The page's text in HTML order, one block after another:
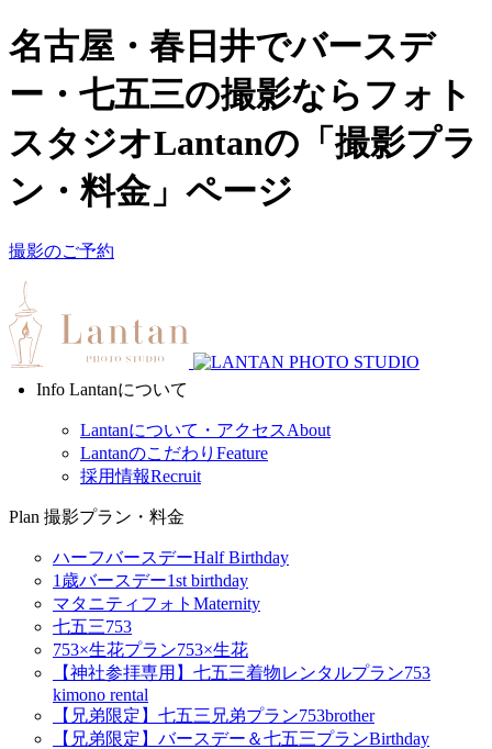
名古屋・春日井でバースデ
ー・七五三の撮影ならフォト
スタジオLantanの「撮影プラ
ン・料金」ページ
撮影のご予約
Info Lantanについて
Lantanについて・アクセスAbout
Lantanのこだわり Feature
採用情報Recruit
Plan 撮影プラン・料金
ハーフバースデーHalf Birthday
1歳バースデー1st birthday
マタニティフォト Maternity
七五三753
753×生花プラン753×生花
【神社参拝専用】七五三着物レンタルプラン753
kimono rental
【兄弟限定】七五三兄弟プラン753brother
【兄弟限定】バースデー＆七五三プランBirthday